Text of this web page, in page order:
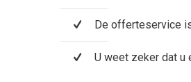
De offerteservice
U weet zeker dat u